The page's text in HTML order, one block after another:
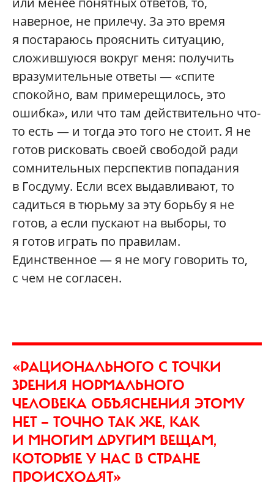
наверное, не прилечу. За это время
я постараюсь прояснить ситуацию,
сложившуюся вокруг меня: получить
вразумительные ответы — «спите
спокойно, вам примерещилось, это
ошибка», или что там действительно что-
то есть — и тогда это того не стоит. Я не
готов рисковать своей свободой ради
сомнительных перспектив попадания
в Госдуму. Если всех выдавливают, то
садиться в тюрьму за эту борьбу я не
готов, а если пускают на выборы, то
я готов играть по правилам.
Единственное — я не могу говорить то,
с чем не согласен.
«РАЦИОНАЛЬНОГО С ТОЧКИ
ЗРЕНИЯ НОРМАЛЬНОГО
ЧЕЛОВЕКА ОБЪЯСНЕНИЯ ЭТОМУ
НЕТ — ТОЧНО ТАК ЖЕ, КАК
И МНОГИМ ДРУГИМ ВЕЩАМ,
КОТОРЫЕ У НАС В СТРАНЕ
ПРОИСХОДЯТ»